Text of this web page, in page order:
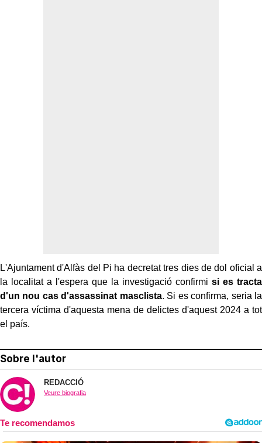
L'Ajuntament d'Alfàs del Pi ha decretat tres dies de dol oficial a
la localitat a l'espera que la investigació confirmi si es tracta
d'un nou cas d'assassinat masclista. Si es confirma, seria la
tercera víctima d'aquesta mena de delictes d'aquest 2024 a tot
el país.
Sobre l'autor
REDACCIÓ
Veure biografia